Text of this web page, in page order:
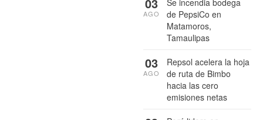
Se incendia bodega
de PepsiCo en
Matamoros,
Tamaulipas
AGO
Repsol acelera la hoja
de ruta de Bimbo
hacia las cero
emisiones netas
03
AGO